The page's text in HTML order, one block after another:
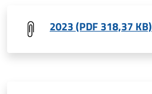
2023 (PDF 318,37 KB)